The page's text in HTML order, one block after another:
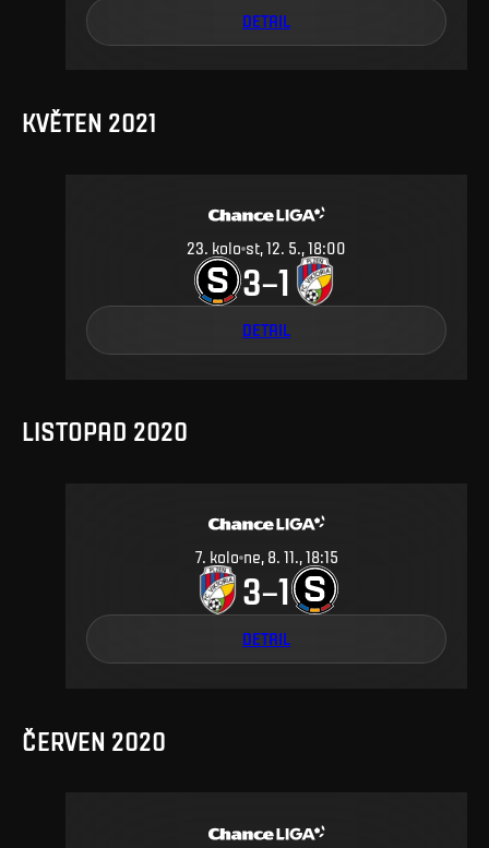
DETAIL
KVĚTEN 2021
23. kolo st, 12. 5., 18:00
3–1
DETAIL
LISTOPAD 2020
7. kolo ne, 8. 11., 18:15
3–1
DETAIL
ČERVEN 2020